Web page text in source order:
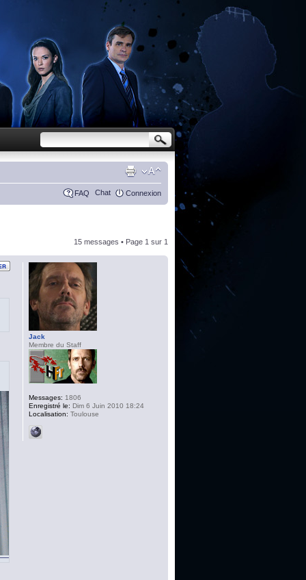
FAQ Chat Connexion
15 messages • Page 1 sur 1
Jack
Membre du Staff
Messages: 1806
Enregistré le: Dim 6 Juin 2010 18:24
Localisation: Toulouse